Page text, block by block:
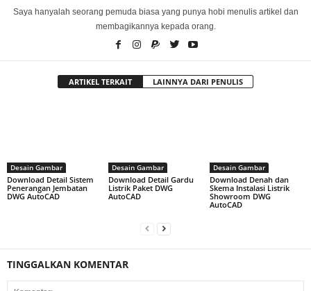
Saya hanyalah seorang pemuda biasa yang punya hobi menulis artikel dan
membagikannya kepada orang.
ARTIKEL TERKAIT LAINNYA DARI PENULIS
Desain Gambar
Download Detail Sistem
Penerangan Jembatan
DWG AutoCAD
Desain Gambar
Download Detail Gardu
Listrik Paket DWG
AutoCAD
Desain Gambar
Download Denah dan
Skema Instalasi Listrik
Showroom DWG
AutoCAD
TINGGALKAN KOMENTAR